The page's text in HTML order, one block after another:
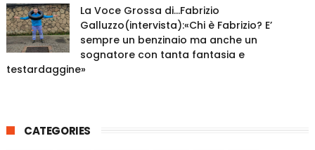
La Voce Grossa di…Fabrizio
Galluzzo(intervista):«Chi è Fabrizio? E’
sempre un benzinaio ma anche un
sognatore con tanta fantasia e
testardaggine»
CATEGORIES